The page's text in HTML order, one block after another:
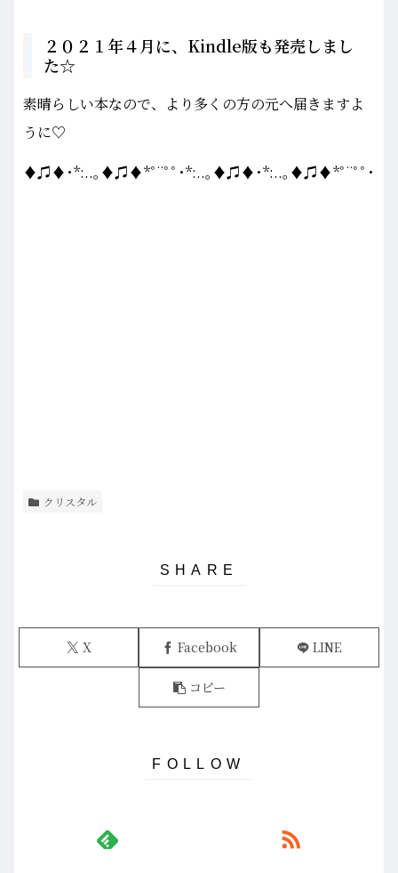
２０２１年４月に、Kindle版も発売しまし
た☆
素晴らしい本なので、より多くの方の元へ届きますよ
うに♡
♦♫♦･*:..｡♦♫♦*ﾟ¨ﾟﾟ･*:..｡♦♫♦･*:..｡♦♫♦*ﾟ¨ﾟﾟ･
クリスタル
X Facebook LINE
コピー